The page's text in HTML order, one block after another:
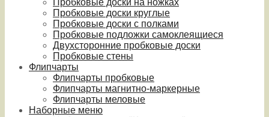
Пробковые доски на ножках
Пробковые доски круглые
Пробковые доски с полками
Пробковые подложки самоклеящиеся
Двухсторонние пробковые доски
Пробковые стены
Флипчарты
Флипчарты пробковые
Флипчарты магнитно-маркерные
Флипчарты меловые
Наборные меню